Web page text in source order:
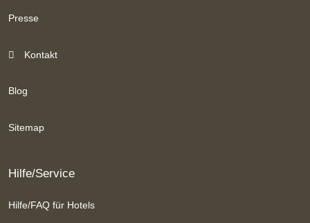
Presse
Kontakt
Blog
Sitemap
Hilfe/Service
Hilfe/FAQ für Hotels